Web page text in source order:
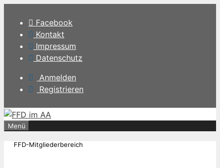
Inhalt
springen
Facebook
Kontakt
Impressum
Datenschutz
Anmelden
Registrieren
Menü
FFD-Mitgliederbereich